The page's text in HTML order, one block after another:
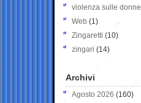
violenza sulle donne
Web (1)
Zingaretti (10)
zingari (14)
Archivi
Agosto 2026 (160)